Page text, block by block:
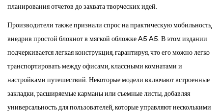
планирования отчетов до захвата творческих идей.
Производители также признали спрос на практическую мобильность,
внедрив простой блокнот в мягкой обложке A5 A5. В этом издании
подчеркивается легкая конструкция, гарантируя, что его можно легко
транспортировать между офисами, классными комнатами и
настройками путешествий. Некоторые модели включают встроенные
закладки, расширяемые карманы или съемные листы, добавляя
универсальность для пользователей, которые управляют несколькими